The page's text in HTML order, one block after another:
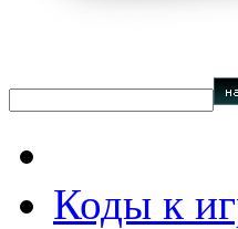
Коды к